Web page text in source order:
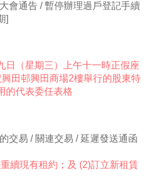
會通告 / 暫停辦理過戶登記手續
]
日（星期三）上午十一時正假座
田邨興田商場2樓舉行的股東特
的代表委任表格
交易 / 關連交易 / 延遲發送通函
續現有租約；及 (2)訂立新租賃